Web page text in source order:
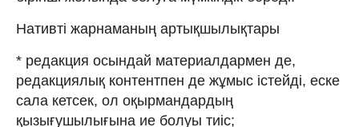
Нативті жарнаманың артықшылықтары
* редакция осындай материалдармен де,
редакциялық контентпен де жұмыс істейді, еске
сала кетсек, ол оқырмандардың
қызығушылығына ие болуы тиіс;